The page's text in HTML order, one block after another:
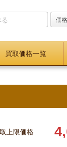
買取価格一覧
上限価格